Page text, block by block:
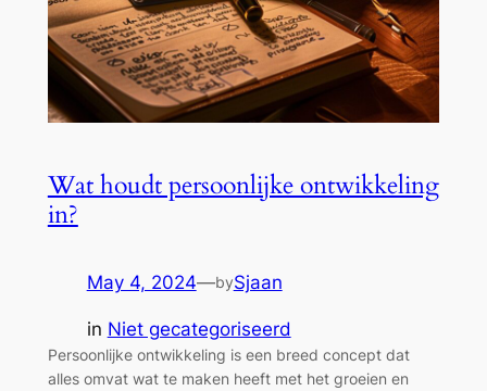
Wat houdt persoonlijke ontwikkeling
in?
May 4, 2024—bySjaan
in Niet gecategoriseerd
Persoonlijke ontwikkeling is een breed concept dat
alles omvat wat te maken heeft met het groeien en